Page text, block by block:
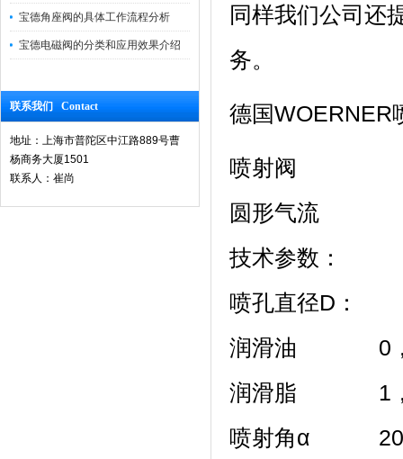
宝德角座阀的具体工作流程分析
宝德电磁阀的分类和应用效果介绍
联系我们 Contact
地址：上海市普陀区中江路889号曹
杨商务大厦1501
联系人：崔尚
同样我们公司还
务。
德国WOERNER
喷射阀
圆形气流
技术参数：
喷孔直径D：
润滑油 0，
润滑脂 1，
喷射角α